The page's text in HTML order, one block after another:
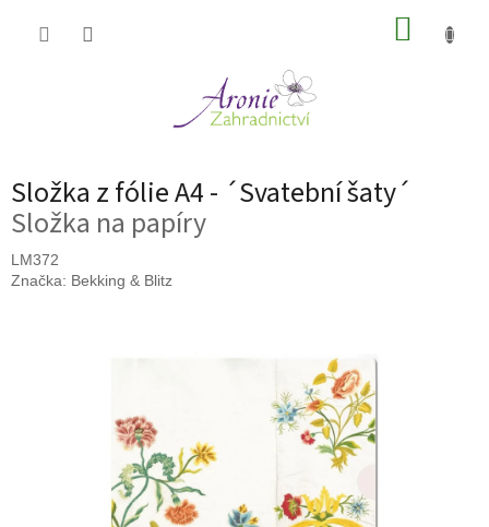
Složka z fólie A4 - ´Svatební šaty´
Složka na papíry
LM372
Značka: Bekking & Blitz